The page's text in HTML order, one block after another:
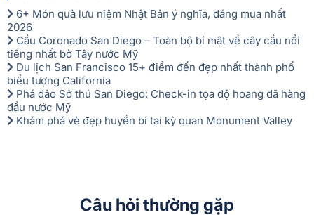
Bài viết mới nhất
6+ Món quà lưu niệm Nhật Bản ý nghĩa, đáng mua nhất
2026
Cầu Coronado San Diego – Toàn bộ bí mật về cây cầu nổi
tiếng nhất bờ Tây nước Mỹ
Du lịch San Francisco 15+ điểm đến đẹp nhất thành phố
biểu tượng California
Phá đảo Sở thú San Diego: Check-in tọa độ hoang dã hàng
đầu nước Mỹ